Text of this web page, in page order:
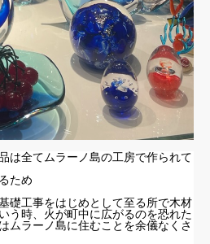
は全てムラーノ島の工房で作られて
ため
礎工事をはじめとして至る所で木材
う時、火が町中に広がるのを恐れた
ムラーノ島に住むことを余儀なくさ